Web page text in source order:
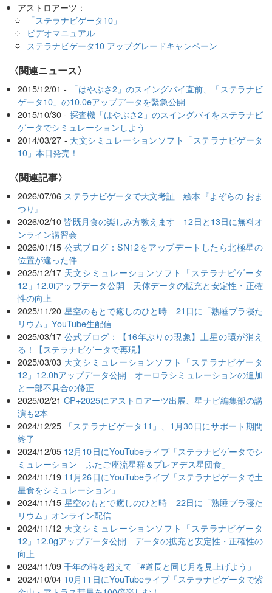
アストロアーツ：
「ステラナビゲータ10」
ビデオマニュアル
ステラナビゲータ10 アップグレードキャンペーン
〈関連ニュース〉
2015/12/01 -
「はやぶさ2」のスイングバイ直前、「ステラナビ
ゲータ10」の10.0eアップデータを緊急公開
2015/10/30 - 探査機「はやぶさ2」のスイングバイをステラナビ
ゲータでシミュレーションしよう
2014/03/27 - 天文シミュレーションソフト「ステラナビゲータ
10」本日発売！
関連記事
2026/07/06 ステラナビゲータで天文考証 絵本『よぞらの おま
つり』
2026/02/10 皆既月食の楽しみ方教えます 12日と13日に無料オ
ンライン講習会
2026/01/15 公式ブログ：SN12をアップデートしたら北極星の
位置が違った件
2025/12/17 天文シミュレーションソフト「ステラナビゲータ
12」12.0iアップデータ公開 天体データの拡充と安定性・正確
性の向上
2025/11/20 星空のもとで癒しのひと時 21日に「熟睡プラ寝た
リウム」YouTube生配信
2025/03/17 公式ブログ：【16年ぶりの現象】土星の環が消え
る！【ステラナビゲータで再現】
2025/03/03 天文シミュレーションソフト「ステラナビゲータ
12」12.0hアップデータ公開 オーロラシミュレーションの追加
と一部不具合の修正
2025/02/21 CP+2025にアストロアーツ出展、星ナビ編集部の講
演も2本
2024/12/25
「ステラナビゲータ11」、1月30日にサポート期間
終了
2024/12/05 12月10日にYouTubeライブ「ステラナビゲータでシ
ミュレーション ふたご座流星群＆プレアデス星団食」
2024/11/19 11月26日にYouTubeライブ「ステラナビゲータで土
星食をシミュレーション」
2024/11/15 星空のもとで癒しのひと時 22日に「熟睡プラ寝た
リウム」オンライン配信
2024/11/12 天文シミュレーションソフト「ステラナビゲータ
12」12.0gアップデータ公開 データの拡充と安定性・正確性の
向上
2024/11/09 千年の時を超えて「#道長と同じ月を見上げよう」
2024/10/04 10月11日にYouTubeライブ「ステラナビゲータで紫